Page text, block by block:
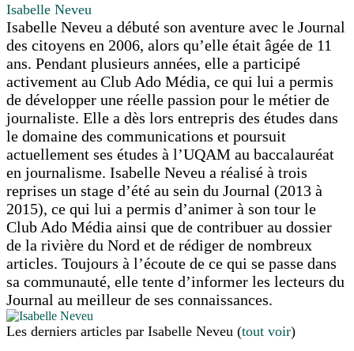
Isabelle Neveu
Isabelle Neveu a débuté son aventure avec le Journal
des citoyens en 2006, alors qu’elle était âgée de 11
ans. Pendant plusieurs années, elle a participé
activement au Club Ado Média, ce qui lui a permis
de développer une réelle passion pour le métier de
journaliste. Elle a dès lors entrepris des études dans
le domaine des communications et poursuit
actuellement ses études à l’UQAM au baccalauréat
en journalisme. Isabelle Neveu a réalisé à trois
reprises un stage d’été au sein du Journal (2013 à
2015), ce qui lui a permis d’animer à son tour le
Club Ado Média ainsi que de contribuer au dossier
de la rivière du Nord et de rédiger de nombreux
articles. Toujours à l’écoute de ce qui se passe dans
sa communauté, elle tente d’informer les lecteurs du
Journal au meilleur de ses connaissances.
Les derniers articles par Isabelle Neveu (tout voir)